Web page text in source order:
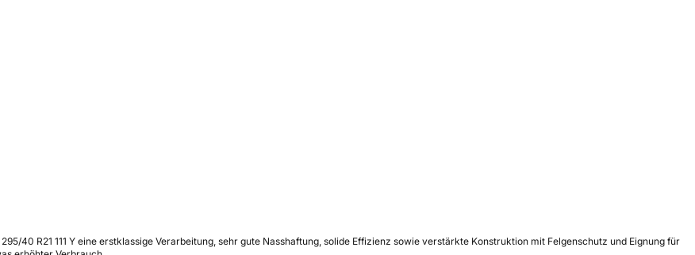
40 R21 111 Y eine erstklassige Verarbeitung, sehr gute Nasshaftung, solide Effizienz sowie verstärkte Konstruktion mit Felgenschutz und Eignung für